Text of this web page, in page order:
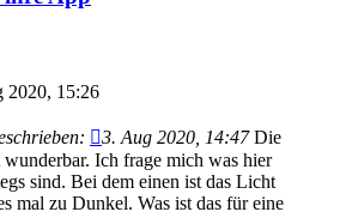
2020, 15:26
3. Aug 2020, 14:47Die
Ich frage mich was hier
sind. Bei dem einen ist das Licht
mal zu Dunkel. Was ist das für eine